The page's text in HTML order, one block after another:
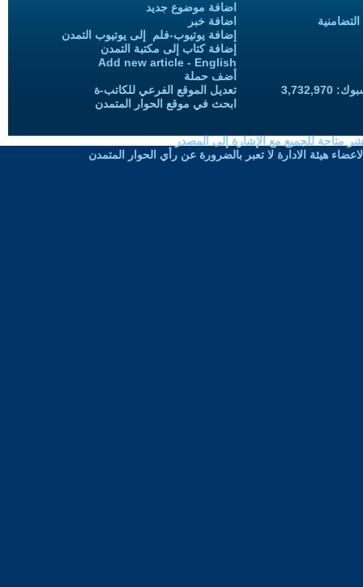
اضافة موضوع جديد
اضافة خبر
إضافة يوتيوب-فلم إلى يوتيوب التمدن
إضافة كتاب إلى مكتبة التمدن
Add new article - English
أضف حملة
تعديل الموقع الفرعي للكاتب-ة
ابحث في موقع الحوار المتمدن
متاحة للجميع مع الإشارة إلى المصدر
هيئة الادارة لا تعبر بالضرورة عن رأي الحوار المتمدن